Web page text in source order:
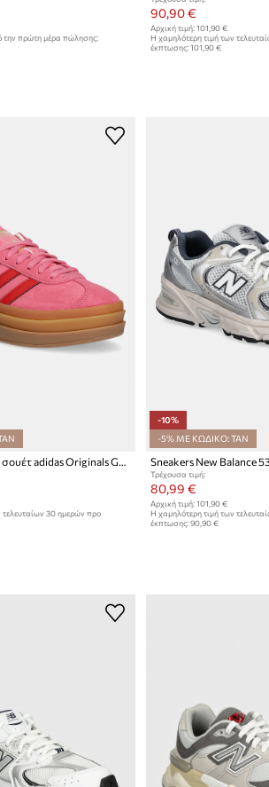
την πρώτη μέρα πώλησης:
90,90 €
Αρχική τιμή: 101,90 €
Η χαμηλότερη τιμή των
έκπτωσης: 101,90 €
Παιδικά sneakers σουέτ adidas Originals GAZELLE BOLD
τελευταίων 30 ημερών προ
-10%
-5% ΜΕ ΚΩΔΙΚΟ: TAN
Sneakers New Balance
Τρέχουσα τιμή:
80,99 €
Αρχική τιμή: 101,90 €
Η χαμηλότερη τιμή των
έκπτωσης: 90,90 €